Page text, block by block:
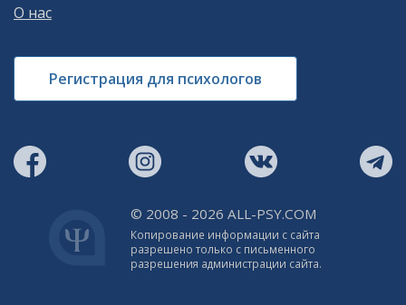
О нас
Регистрация для психологов
© 2008 - 2026 ALL-PSY.COM
Копирование информации с сайта
разрешено только с письменного
разрешения администрации сайта.